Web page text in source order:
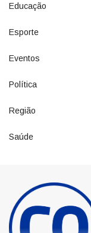
Educação
Esporte
Eventos
Política
Região
Saúde